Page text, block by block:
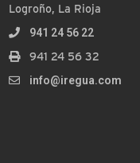
Logroño, La Rioja
941 24 56 22
941 24 56 32
info@iregua.com